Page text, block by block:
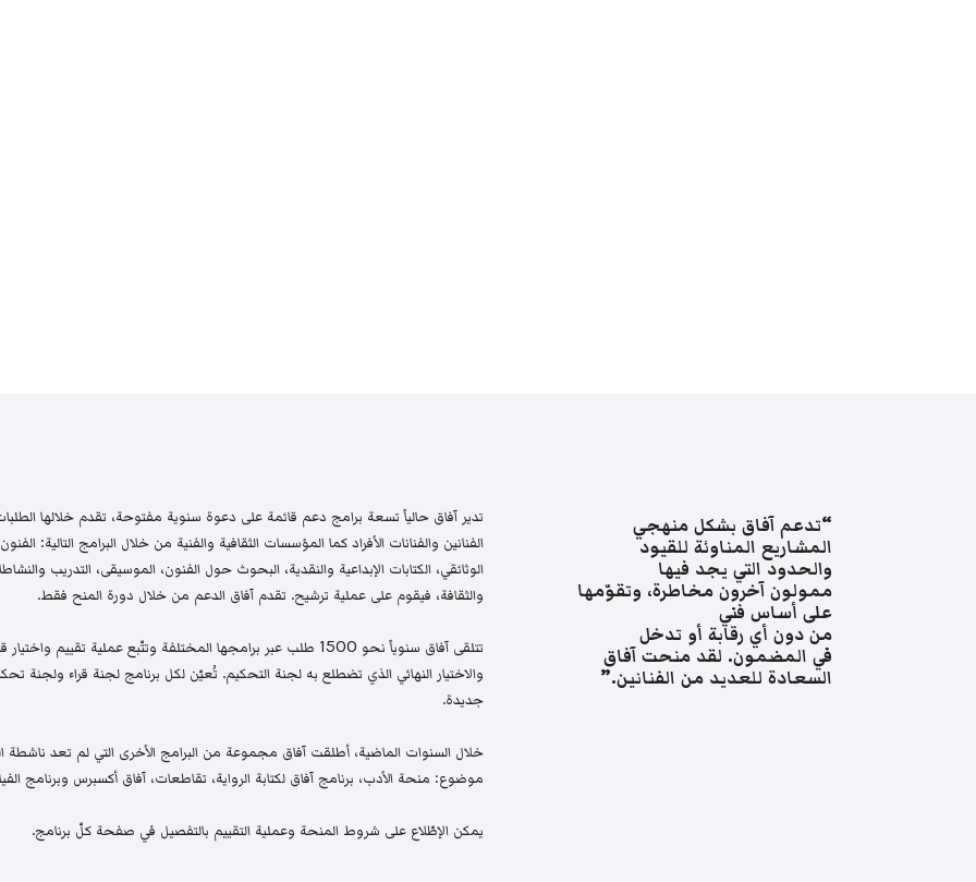
“تدعم آفاق بشكل منهجي
المشاريع المناوئة للقيود
والحدود التي يجد فيها
ممولون آخرون مخاطرة، وتقوّمها
على أساس فني
من دون أي رقابة أو تدخل
في المضمون. لقد منحت آفاق
السعادة للعديد من الفنانين.”
تدير آفاق حالياً تسعة برامج دعم قائمة على دعوة سنوية مفتوحة، تقدم خلالها
الفنانين والفنانات الأفراد كما المؤسسات الثقافية والفنية من خلال البرامج التالية:
الوثائقي، الكتابات الإبداعية والنقدية، البحوث حول الفنون، الموسيقى، التدريب
والثقافة، فيقوم على عملية ترشيح. تقدم آفاق الدعم من خلال دورة المنح فقط.
تتلقى آفاق سنوياً نحو 1500 طلب عبر برامجها المختلفة وتتّبع عملية
والاختيار النهائي الذي تضطلع به لجنة التحكيم. تُعيّن لكل برنامج لجنة قراء
جديدة.
خلال السنوات الماضية، أطلقت آفاق مجموعة من البرامج الأخرى التي لم تعد ناشطة
موضوع: منحة الأدب، برنامج آفاق لكتابة الرواية، تقاطعات، آفاق أكسبرس وبرنامج
يمكن الإطّلاع على شروط المنحة وعملية التقييم بالتفصيل في صفحة كلّ برنامج.